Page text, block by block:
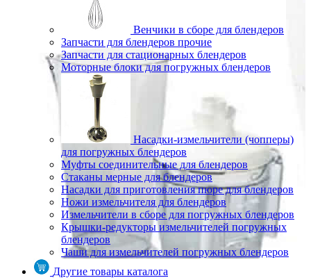
Венчики в сборе для блендеров
Запчасти для блендеров прочие
Запчасти для стационарных блендеров
Моторные блоки для погружных блендеров
Насадки-измельчители (чопперы)
для погружных блендеров
Муфты соединительные для блендеров
Стаканы мерные для блендеров
Насадки для приготовления пюре для блендеров
Ножи измельчителя для блендеров
Измельчители в сборе для погружных блендеров
Крышки-редукторы измельчителей погружных
блендеров
Чаши для измельчителей погружных блендеров
Другие товары каталога